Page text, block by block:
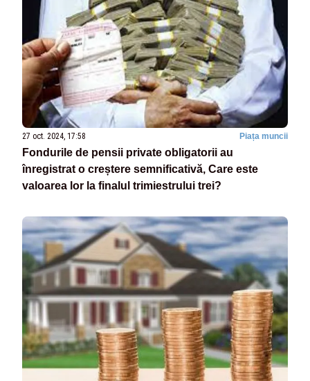
27 oct. 2024, 17:58 Piața muncii
Fondurile de pensii private obligatorii au
înregistrat o creștere semnificativă, Care este
valoarea lor la finalul trimiestrului trei?